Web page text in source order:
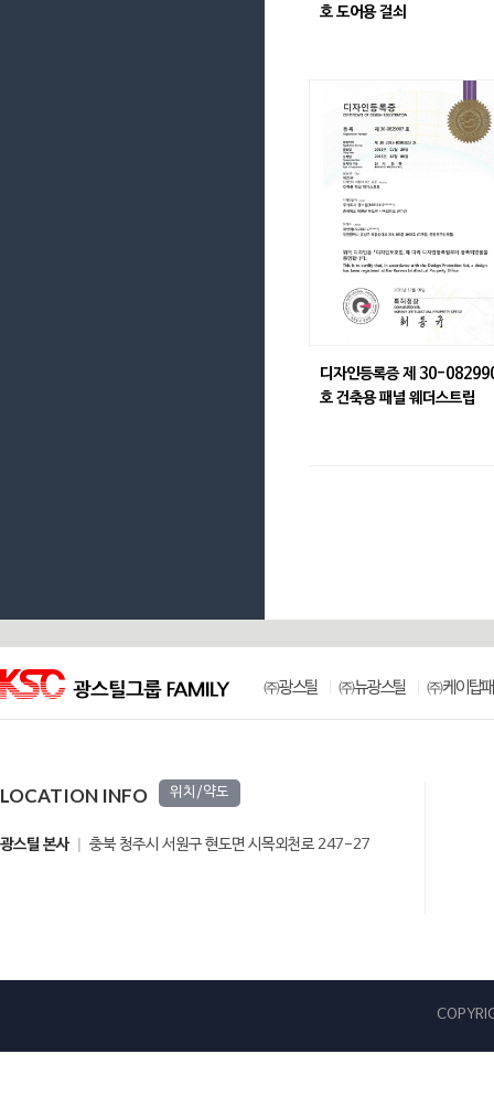
호 도어용 걸쇠
디자인등록증 제 30-
호 건축용 패널 웨더스트립
㈜광스틸 ㈜뉴광스틸 ㈜케이탑
LOCATION INFO 위치/약도
광스틸 본사 충북 청주시 서원구 현도면 시목외천로 247-27